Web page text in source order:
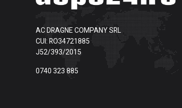
AC DRAGNE COMPANY SRL
CUI: RO34721885
J52/393/2015
0740 323 885